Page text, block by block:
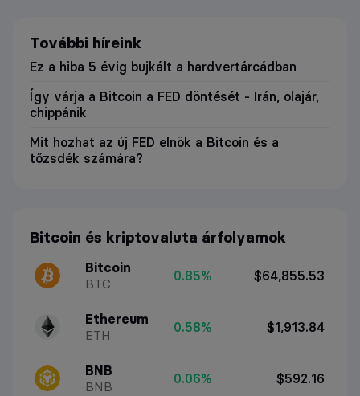
További híreink
Ez a hiba 5 évig bujkált a hardvertárcádban
Így várja a Bitcoin a FED döntését - Irán, olajár,
chippánik
Mit hozhat az új FED elnök a Bitcoin és a
tőzsdék számára?
Bitcoin és kriptovaluta árfolyamok
Bitcoin
BTC
0.85% $64,855.53
Ethereum
ETH
0.58% $1,913.84
BNB
BNB
0.06% $592.16